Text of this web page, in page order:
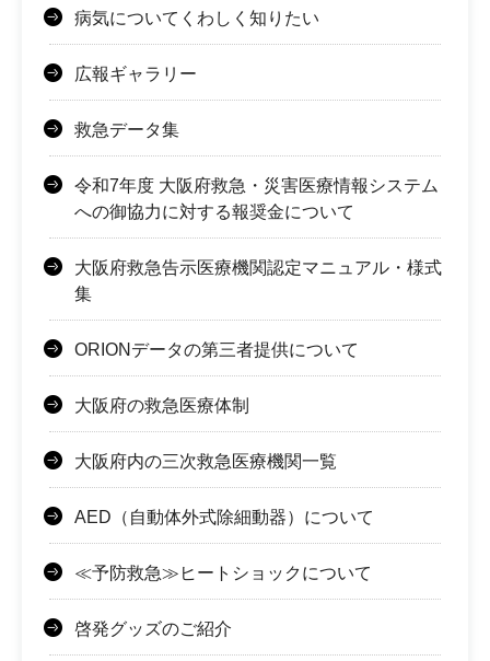
病気についてくわしく知りたい
広報ギャラリー
救急データ集
令和7年度 大阪府救急・災害医療情報システム
への御協力に対する報奨金について
大阪府救急告示医療機関認定マニュアル・様式
集
ORIONデータの第三者提供について
大阪府の救急医療体制
大阪府内の三次救急医療機関一覧
AED（自動体外式除細動器）について
≪予防救急≫ヒートショックについて
啓発グッズのご紹介